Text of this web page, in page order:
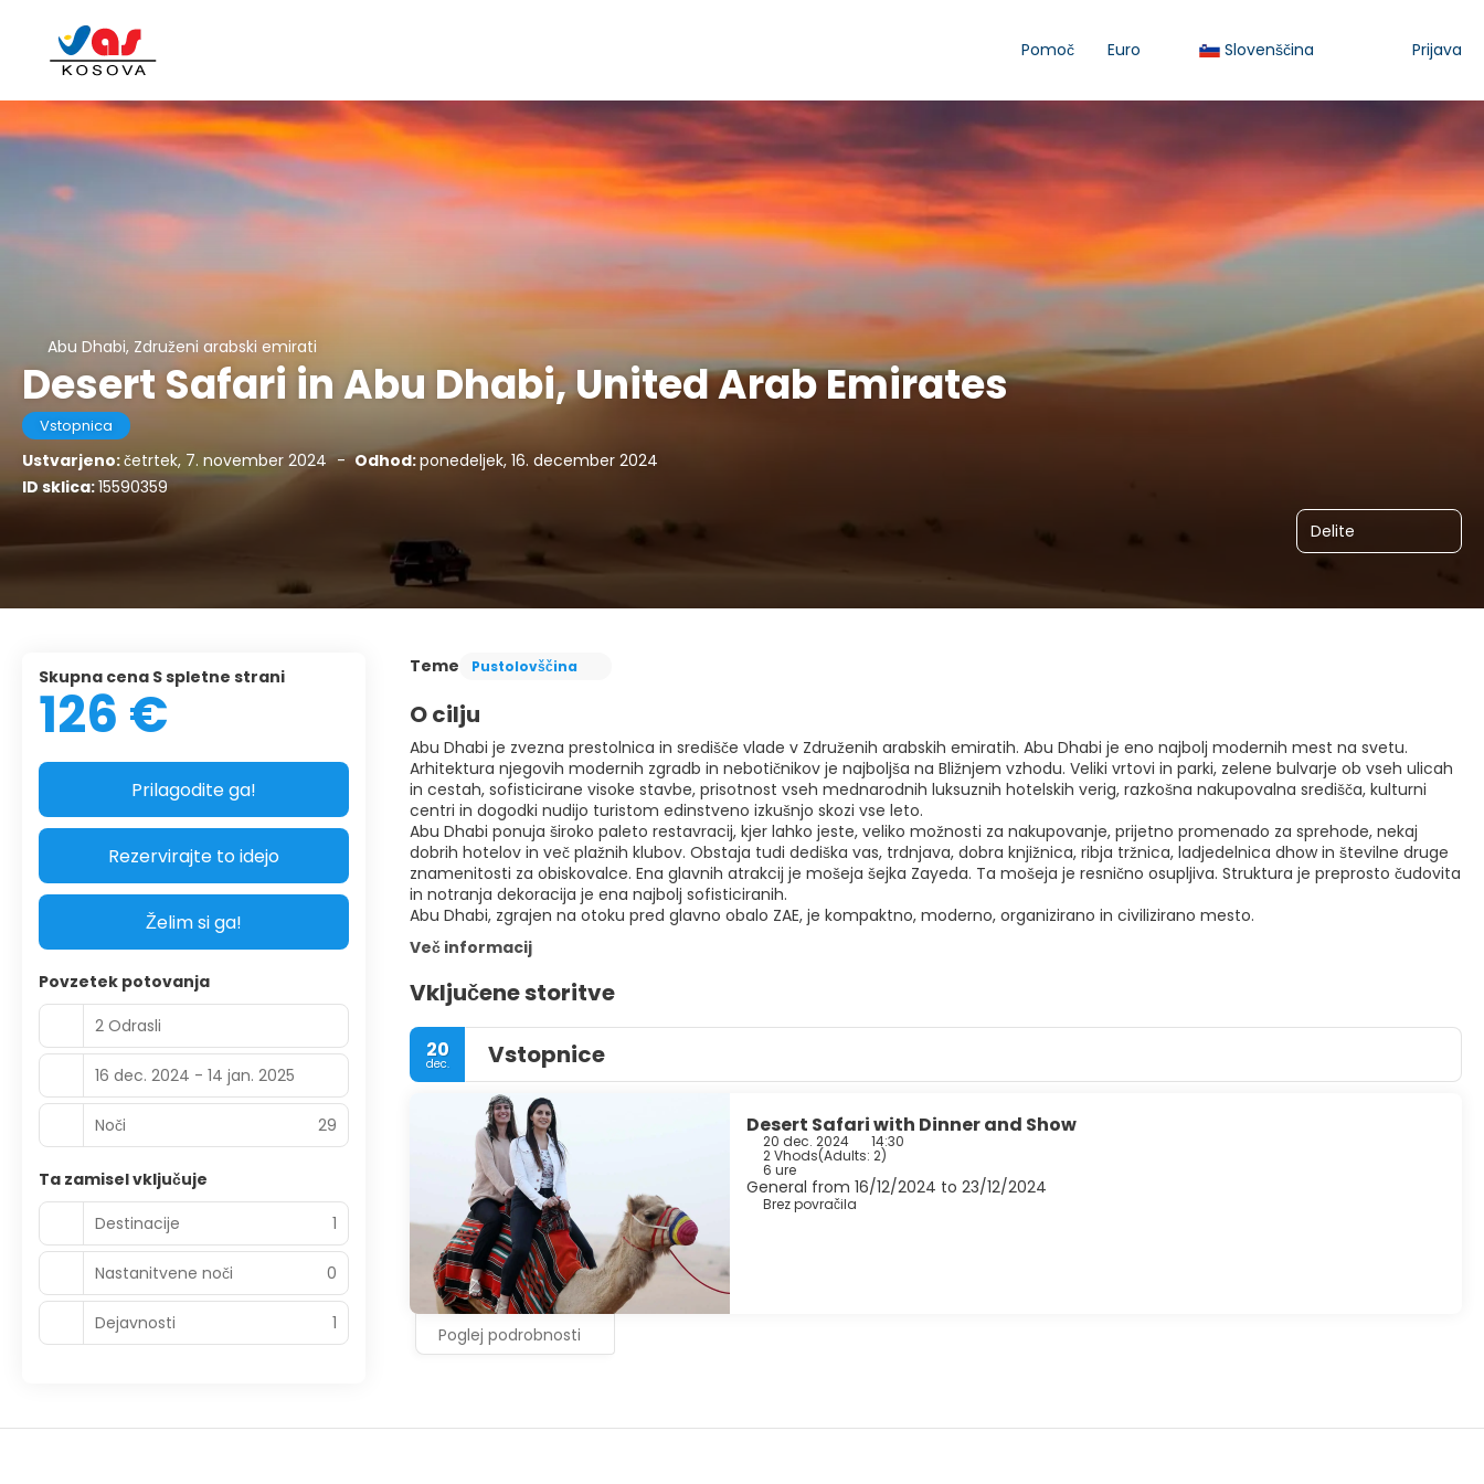
Pomoč Euro Slovenščina Prijava
Abu Dhabi, Združeni arabski emirati
Desert Safari in Abu Dhabi, United Arab Emirates
Vstopnica
Ustvarjeno:četrtek, 7. november 2024 - Odhod:ponedeljek, 16. december 2024
ID sklica:15590359
Delite
Teme Pustolovščina
O cilju
Abu Dhabi je zvezna prestolnica in središče vlade v Združenih arabskih emiratih. Abu Dhabi je eno najbolj modernih mest na svetu.
Arhitektura njegovih modernih zgradb in nebotičnikov je najboljša na Bližnjem vzhodu. Veliki vrtovi in parki, zelene bulvarje ob vseh ulicah
in cestah, sofisticirane visoke stavbe, prisotnost vseh mednarodnih luksuznih hotelskih verig, razkošna nakupovalna središča, kulturni
centri in dogodki nudijo turistom edinstveno izkušnjo skozi vse leto.
Abu Dhabi ponuja široko paleto restavracij, kjer lahko jeste, veliko možnosti za nakupovanje, prijetno promenado za sprehode, nekaj
dobrih hotelov in več plažnih klubov. Obstaja tudi dediška vas, trdnjava, dobra knjižnica, ribja tržnica, ladjedelnica dhow in številne druge
znamenitosti za obiskovalce. Ena glavnih atrakcij je mošeja šejka Zayeda. Ta mošeja je resnično osupljiva. Struktura je preprosto čudovita
in notranja dekoracija je ena najbolj sofisticiranih.
Abu Dhabi, zgrajen na otoku pred glavno obalo ZAE, je kompaktno, moderno, organizirano in civilizirano mesto.
Več informacij
Vključene storitve
20
dec. Vstopnice
Desert Safari with Dinner and Show
20 dec. 2024 14:30
2 Vhods(Adults: 2)
6 ure
General from 16/12/2024 to 23/12/2024
Brez povračila
Poglej podrobnosti
Skupna cena S spletne strani
126 €
Prilagodite ga!
Rezervirajte to idejo
Želim si ga!
Povzetek potovanja
2 Odrasli
16 dec. 2024 - 14 jan. 2025
Noči 29
Ta zamisel vključuje
Destinacije
1
Nastanitvene noči 0
Dejavnosti 1